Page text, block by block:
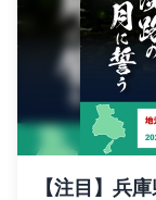
【注目】兵